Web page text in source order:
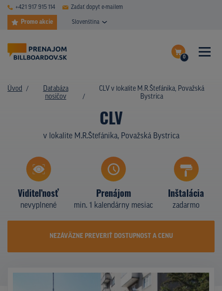
+421 917 915 114 Zadať dopyt e-mailem
Promo akcie Slovenština
0
Dokončiť dopyt
DATABÁZA NOSIČOV
PLOCHY V AKCII
CENY
TYPY NOSIČOV
KTO SME
KONTAKTY
Úvod
Databáza
nosičov
CLV v lokalite M.R.Štefánika, Považská
Bystrica
CLV
v lokalite M.R.Štefánika, Považská Bystrica
Viditeľnosť
nevyplnené
Prenájom
min. 1 kalendárny mesiac
Inštalácia
zadarmo
NEZÁVÄZNE PREVERIŤ DOSTUPNOST A CENU